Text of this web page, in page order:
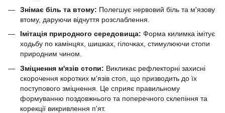
Знімає біль та втому: Полегшує нервовий біль та м'язову
втому, даруючи відчуття розслаблення.
Імітація природного середовища: Форма килимка імітує
ходьбу по камінцях, шишках, гілочках, стимулюючи стопи
природним чином.
Зміцнення м'язів стопи: Викликає рефлекторні захисні
скорочення коротких м'язів стоп, що призводить до їх
поступового зміцнення. Це сприяє правильному
формуванню поздовжнього та поперечного склепіння та
корекції викривлення п'ят.